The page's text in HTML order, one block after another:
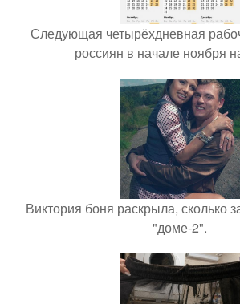
Следующая четырёхдневная
россиян в начале ноября
Виктория боня раскрыла, сколько
"доме-2".